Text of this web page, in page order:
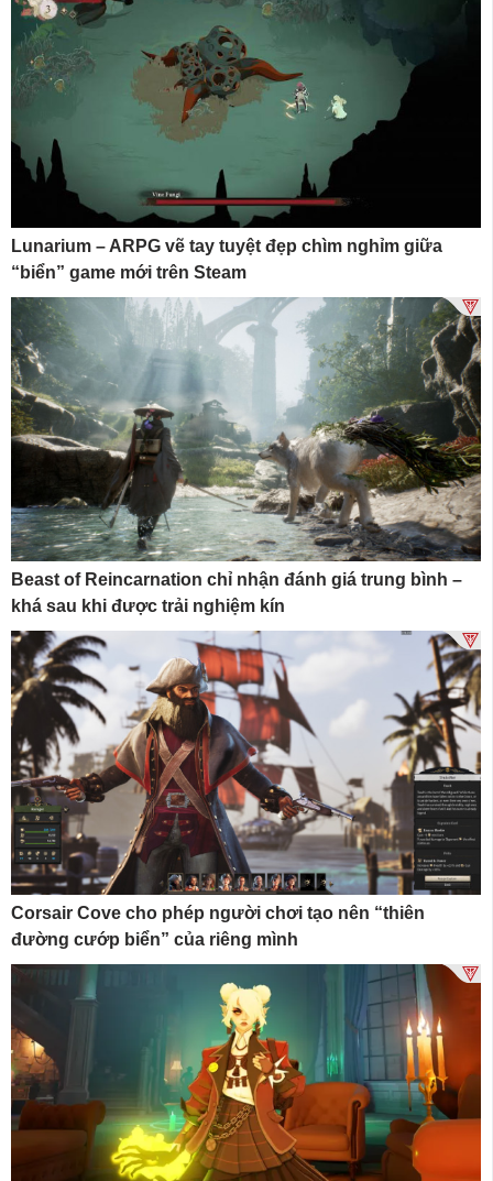
Lunarium – ARPG vẽ tay tuyệt đẹp chìm nghỉm giữa
“biển” game mới trên Steam
Beast of Reincarnation chỉ nhận đánh giá trung bình –
khá sau khi được trải nghiệm kín
Corsair Cove cho phép người chơi tạo nên “thiên
đường cướp biển” của riêng mình